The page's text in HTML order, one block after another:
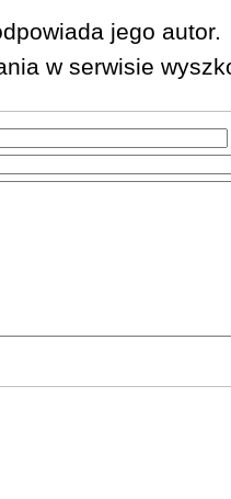
jego autor.
w serwisie